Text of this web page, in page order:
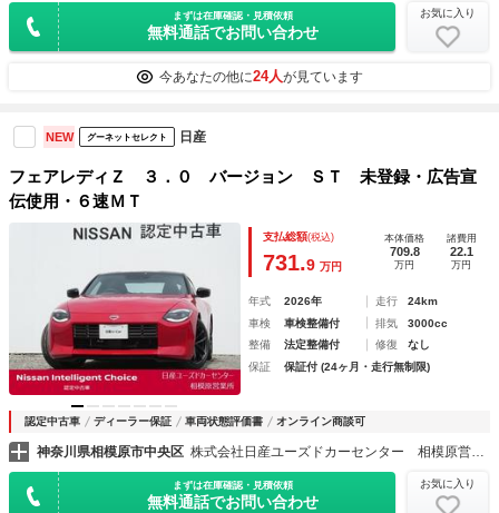
まずは在庫確認・見積依頼
無料通話でお問い合わせ
お気に入り
今あなたの他に24人が見ています
NEW グーネットセレクト 日産
フェアレディＺ ３．０ バージョン ＳＴ 未登録・広告宣
伝使用・６速ＭＴ
支払総額(税込)
731.9 万円
本体価格
709.8
万円
諸費用
22.1
万円
年式 2026年 走行
24km
車検
車検整備付 排気
3000cc
整備
法定整備付 修復
なし
保証
保証付 (24ヶ月・走行無制限)
認定中古車 ディーラー保証 車両状態評価書 オンライン商談可
神奈川県相模原市中央区 株式会社日産ユーズドカーセンター 相模原営業所
まずは在庫確認・見積依頼
無料通話でお問い合わせ
お気に入り